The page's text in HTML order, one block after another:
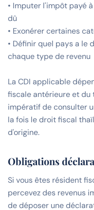
• Imputer l'impôt payé
dû
• Exonérer certaines
• Définir quel pays a
chaque type de revenu
La CDI applicable
fiscale antérieure et du
impératif de consulter
la fois le droit fiscal
d'origine.
Obligations
Si vous êtes résident
percevez des revenus
de déposer une